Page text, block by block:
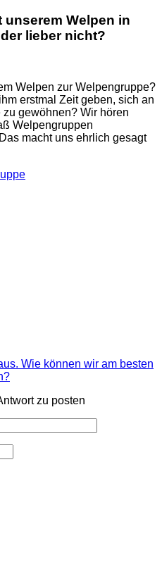
Welpen in
lieber nicht?
Welpen zur Welpengruppe?
erstmal Zeit geben, sich an
gewöhnen? Wir hören
Welpengruppen
macht uns ehrlich gesagt
Wie können wir am besten
zu posten